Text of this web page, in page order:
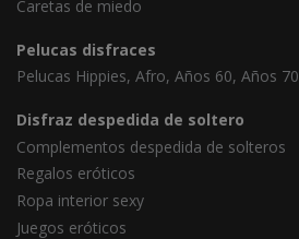
Caretas de miedo
Pelucas disfraces
Pelucas Hippies, Afro, Años 60, Años 70
Disfraz despedida de soltero
Complementos despedida de solteros
Regalos eróticos
Ropa interior sexy
Juegos eróticos